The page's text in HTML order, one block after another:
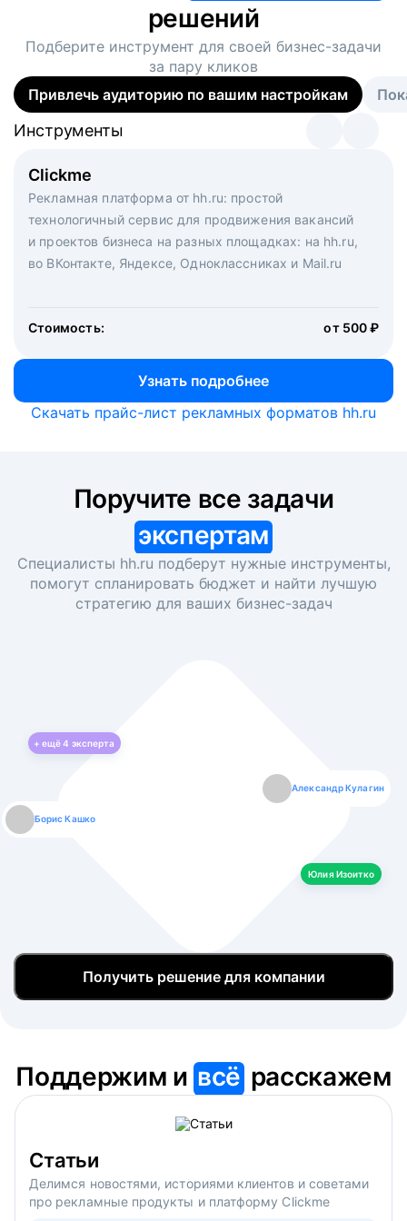
решений
Подберите инструмент для своей бизнес-задачи
за пару кликов
Привлечь аудиторию по вашим настройкам
Clickme
Рекламная платформа от hh.ru: простой
технологичный сервис для продвижения вакансий
и проектов бизнеса на разных площадках: на hh.ru,
во ВКонтакте, Яндексе, Одноклассниках и Mail.ru
Стоимость: от 500 ₽
Узнать подробнее
Инструменты
Вакансия дня
Рекламный формат для вакансий на главной странице
hh.ru. Увеличивает количество откликов
Инструменты
Массовый подбор под ключ. Решите, сколько
кандидатов и когда вам нужно, и за дело возьмутся
маркетологи, рекрутеры и проектные менеджеры
hh.ru с целым набором digital-инструментов
Инструменты
Скачать прайс-лист рекламных форматов hh.ru
экспертам
Специалисты hh.ru подберут нужные инструменты,
помогут спланировать бюджет и найти лучшую
стратегию для ваших бизнес-задач
+ ещё4 эксперта
Борис Кашко
Александр Кулагин
Юлия Изоитко
Юлия Изоитко
Даниил Макаров
Александр Кулагин
Екатерина Лазаренко
Даниил Макаров
Борис Кашко
Екатерина Лазаренко
Юлия Изоитко
Получить решение для компании
Поддержим ивсё расскажем
Статьи
Делимся новостями, историями клиентов и советами
про рекламные продукты и платформу Clickme